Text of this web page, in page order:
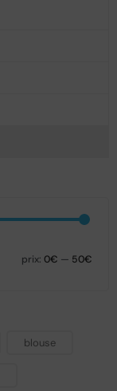
prix: 0€ — 50€
blouse